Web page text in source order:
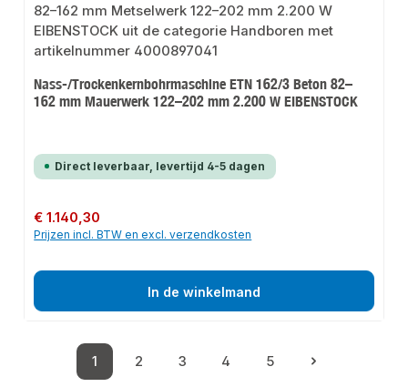
Nass-/Trockenkernbohrmaschine ETN 162/3 Beton 82–
162 mm Mauerwerk 122–202 mm 2.200 W EIBENSTOCK
Direct leverbaar, levertijd 4-5 dagen
Normale prijs:
€ 1.140,30
Prijzen incl. BTW en excl. verzendkosten
In de winkelmand
Pagina
1
Pagina
2
Pagina
3
Pagina
4
Pagina
5